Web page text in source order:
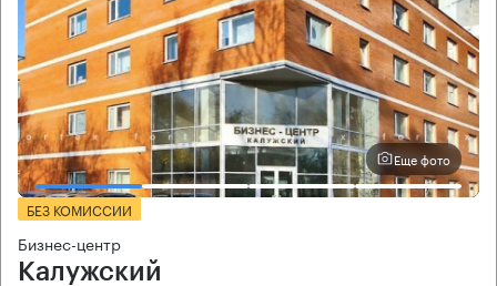
Еще фото
БЕЗ КОМИССИИ
Бизнес-центр
Калужский